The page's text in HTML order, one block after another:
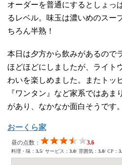
オーダーを普通にするとしょっ
るレベル。味玉は濃いめのスー
ちろん半熟！
本日は夕方から飲みがあるので
ほどほどにしましたが、ライト
わいを楽しめました。またトッ
『ワンタン』など家系ではあ
があり、なかなか面白そうです
おーくら家